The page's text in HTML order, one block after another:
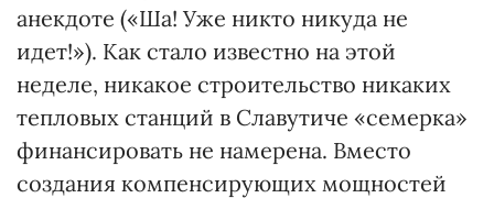
анекдоте («Ша! Уже никто никуда не
идет!»). Как стало известно на этой
неделе, никакое строительство никаких
тепловых станций в Славутиче «семерка»
финансировать не намерена. Вместо
создания компенсирующих мощностей